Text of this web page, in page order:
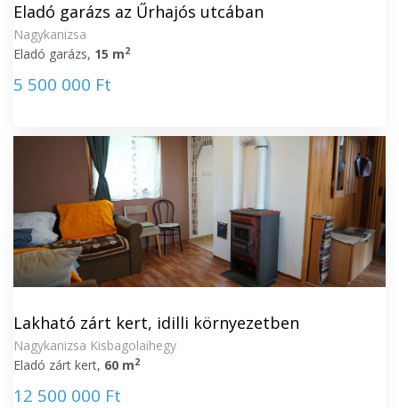
Eladó garázs az Űrhajós utcában
Nagykanizsa
Eladó garázs, 15 m2
5 500 000 Ft
Lakható zárt kert, idilli környezetben
Nagykanizsa Kisbagolaihegy
Eladó zárt kert, 60 m2
12 500 000 Ft